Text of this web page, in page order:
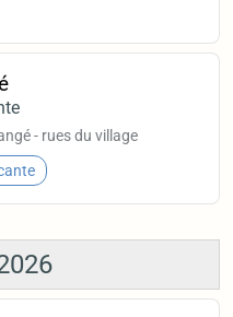
- rues du village